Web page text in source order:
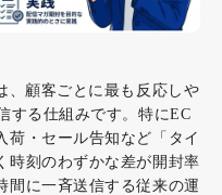
、顧客ごとに最も反応しや
する仕組みです。特にEC
荷・セール告知など「タイ
時刻のわずかな差が開封率
間に一斉送信する従来の運